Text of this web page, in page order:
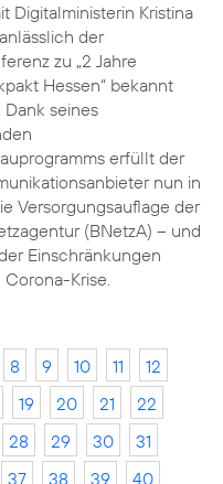
Digitalministerin Kristina
der
zu „2 Jahre
Hessen“ bekannt
seines
erfüllt der
nun in
Versorgungsauflage der
(BNetzA) – und
Einschränkungen
Krise.
8 9 10 11
12
19 20 21
22
28 29 30
31
37 38 39
40